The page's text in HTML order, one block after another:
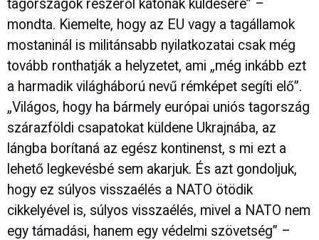
tagországok részéről katonák küldésére” –
mondta. Kiemelte, hogy az EU vagy a tagállamok
mostaninál is militánsabb nyilatkozatai csak még
tovább ronthatják a helyzetet, ami „még inkább ezt
a harmadik világháború nevű rémképet segíti elő”.
„Világos, hogy ha bármely európai uniós tagország
szárazföldi csapatokat küldene Ukrajnába, az
lángba borítaná az egész kontinenst, s mi ezt a
lehető legkevésbé sem akarjuk. És azt gondoljuk,
hogy ez súlyos visszaélés a NATO ötödik
cikkelyével is, súlyos visszaélés, mivel a NATO nem
egy támadási, hanem egy védelmi szövetség” –